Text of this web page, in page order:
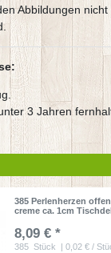
Abbildungen nicht
3 Jahren
385 Perlenherzen
creme ca. 1cm
8,09 € *
385 Stück | 0,02 € /